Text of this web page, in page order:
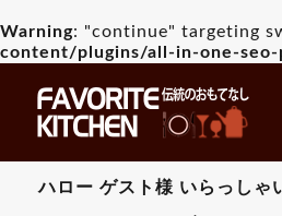
Warning: "continue" targeting
content/plugins/all-in-one-seo-
ハロー ゲスト様 いらっしゃ